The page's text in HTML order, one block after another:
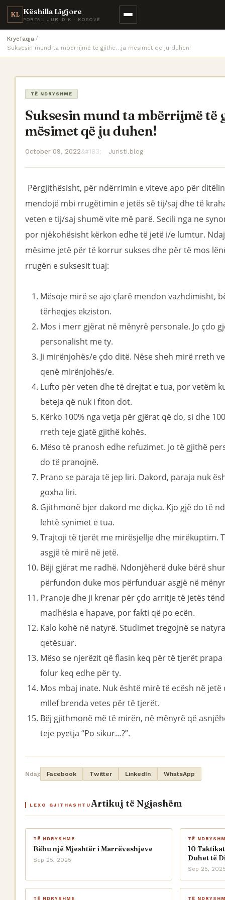
KL Këshilla Ligjore
PORTAL JURIDIK · KOSOVË
Kryefaqja
Suksesin mund ta mbërrijmë të gjithë…ja mësimet që ju duhen!
TË NDRYSHME
Suksesin mund ta mbërrijmë
mësimet që ju duhen!
October 09, 2022 Juristi.blog
Përgjithësisht, për ndërrimin e viteve apo për
mendojë mbi rrugëtimin e jetës së tij/saj dhe të
veten e tij/saj shumë vite më parë. Secili nga ne
por njëkohësisht kërkon edhe të jetë i/e lumtur.
mësime jetë për të korrur sukses dhe për të mos
rrugën e suksesit tuaj:
Mësoje mirë se ajo çfarë mendon vazhdimisht,
tërheqjes ekziston.
Mos i merr gjërat në mënyrë personale. Jo çdo
personalisht me ty.
Ji mirënjohës/e çdo ditë. Nëse sheh mirë rreth
qenë mirënjohës/e.
Lufto për veten dhe të drejtat e tua, por vetëm
beteja që nuk i fiton dot.
Kërko 100% nga vetja për gjërat që do, si dhe
rreth teje gjatë gjithë kohës.
Mëso të pranosh edhe refuzimet. Jo të gjithë
do të pranojnë.
Prano se paraja të jep liri. Dakord, paraja nuk
goxha liri.
Gjithmonë bjer dakord me diçka. Kjo gjë do të
lehtë synimet e tua.
Trajtoji të tjerët me mirësjellje dhe mirëkuptim.
asgjë të mirë në jetë.
Bëji gjërat me radhë. Ndonjëherë duke bërë
përfundon duke mos përfunduar asgjë në
Pranoje dhe ji krenar për çdo arritje të jetës
madhësia e hapave, por fakti që po ecën.
Kalo kohë në natyrë. Studimet tregojnë se
qetësuar.
Mëso se njerëzit që flasin keq për të tjerët
folur keq edhe për ty.
Mos mbaj inate. Nuk është mirë të ecësh në
mllef brenda vetes për të tjerët.
Bëj gjithmonë më të mirën, në mënyrë që
teje pyetja “Po sikur…?”.
Ndaj: Facebook Twitter LinkedIn WhatsApp
LEXO GJITHASHTU Artikuj të Ngjashëm
TË NDRYSHME
Bëhu një Mjeshtër i Marrëveshjeve
Sep 25, 2025
TË
10
Duhet të
Sep 25,
TË NDRYSHME TË